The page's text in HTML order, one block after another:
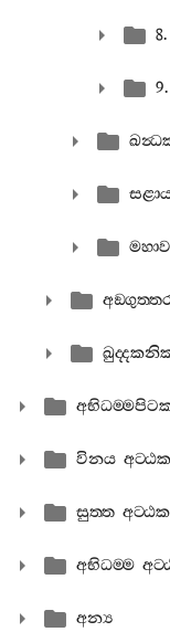
විනය
සුත‍්ත
අභිධම‍්ම
අන්‍ය